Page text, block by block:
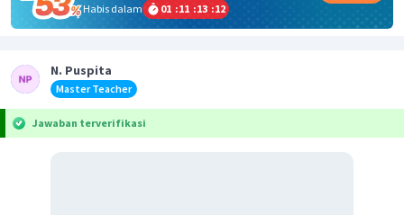
Habis dalam
01 :11 :13 :11
N. Puspita
Master Teacher
Jawaban terverifikasi